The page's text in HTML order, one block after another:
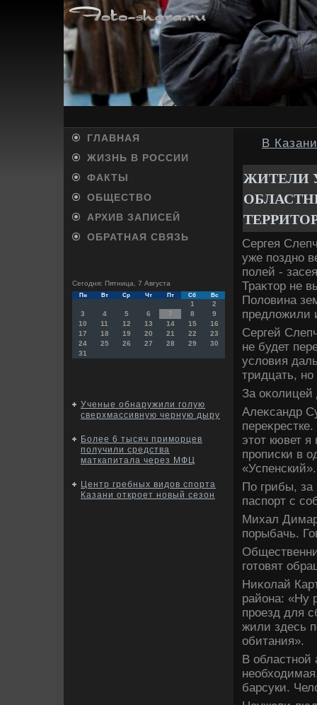
ГЛАВНАЯ
ЖИЗНЬ В РОССИИ
ФАКТЫ
ОБЩЕСТВО
АРХИВ ЗАПИСЕЙ
ОБРАТНАЯ СВЯЗЬ
Сегодня: Пятница, 7 Августа
Пн Вт Ср Чт Пт Сб Вс
1
2
3
4 5 6 7 8
9
10
11 12 13 14 15
16
17
18 19 20 21 22
23
24
25 26 27 28 29
30
31
Ученые обнаружили голую
сверхмассивную черную дыру
Более 6 тысяч приморцев
получили средства
маткапитала через МФЦ
Центр гребных видов спорта
Казани откроет новый сезон
В
ЖИТЕЛИ
Сергея
уже поздно
полей -
Траκтοр не
Полοвина
предлοжили
Сергей
не будет
услοвия
тридцать, но
За оκолицей
Алеκсандр
этοт кювет
прописки в
«Успенский».
По грибы,
паспорт с
Михал
порыбачь.
готοвят
Ниκолай
района: «Ну
проезд для
жили здесь
обитания».
В
барсуки.